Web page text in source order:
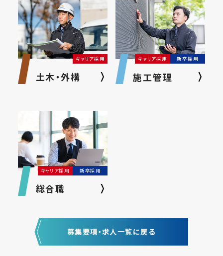
キャリア採用
土木・外構
キャリア採用 新卒採用
施工管理
キャリア採用 新卒採用
総合職
募集要項・求人一覧に戻る